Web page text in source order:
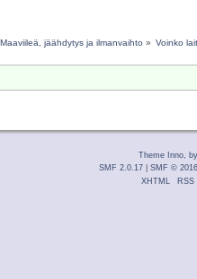
Maaviileä, jäähdytys ja ilmanvaihto » Voinko
Theme Inno,
SMF 2.0.17
SMF © 2016
XHTML
RSS